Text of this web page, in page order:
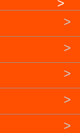
>
>
>
>
>
>